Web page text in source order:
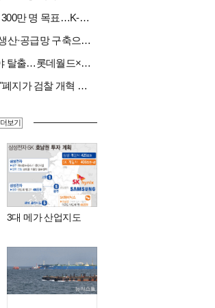
국립공원 외국인 탐방객 300만 명 목표…K-트레킹 키운다
"팔고 끝 아니다"…현지 생산·공급망 구축으로 글로벌 진입장벽 돌파[다시 나는 K방산②]
‘봉인해제’ 요괴 피해 심야 탈출…롯데월드×당근
與 보완수사권 공청회…"폐지가 검찰 개혁 아냐" vs "보완수사권은 전면 재수사권"(종합)
3대 메가 산업지도
더보기